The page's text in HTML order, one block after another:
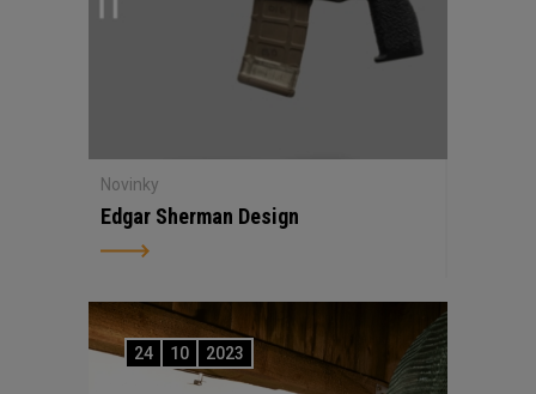
Novinky
Edgar Sherman Design
24 10 2023